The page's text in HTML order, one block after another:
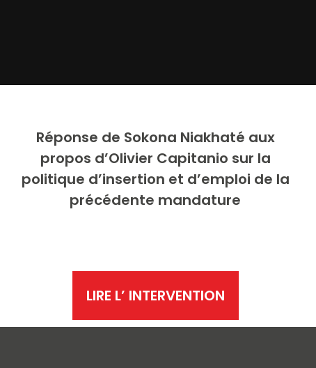
Réponse de Sokona Niakhaté aux
propos d’Olivier Capitanio sur la
politique d’insertion et d’emploi de la
précédente mandature
LIRE L’ INTERVENTION